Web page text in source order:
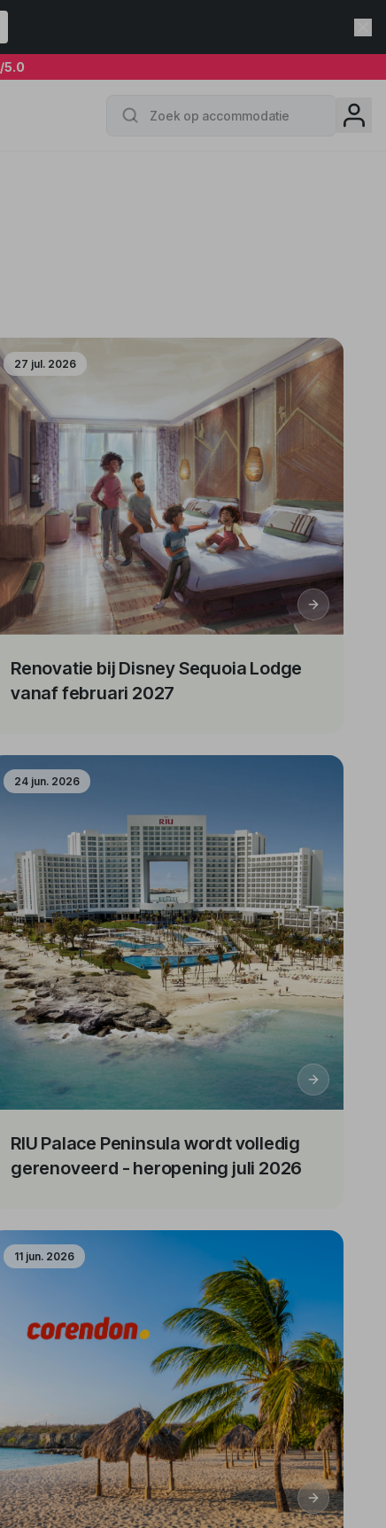
/5.0
27 jul. 2026
Renovatie bij Disney Sequoia Lodge
vanaf februari 2027
24 jun. 2026
RIU Palace Peninsula wordt volledig
gerenoveerd - heropening juli 2026
11 jun. 2026